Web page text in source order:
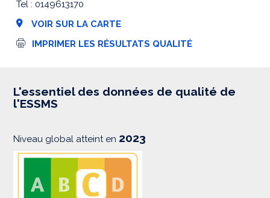
Tel : 0149613170
VOIR SUR LA CARTE
I
s
i
IMPRIMER LES RÉSULTATS QUALITÉ
L'essentiel des données de qualité de
l'ESSMS
Niveau global atteint en 2023